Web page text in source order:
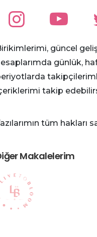
güncel
günlük,
takip
tüm hakları
Makalelerim